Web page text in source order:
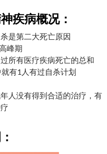
疾病概况：
是第二大死亡原因
峰期
所有医疗疾病死亡的总和
有1人有过自杀计划
人没有得到合适的治疗，有